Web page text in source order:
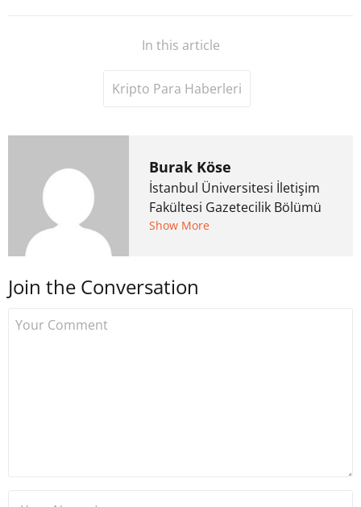
In this article
Kripto Para Haberleri
Burak Köse
İstanbul Üniversitesi İletişim
Fakültesi Gazetecilik Bölümü
mezunu. 6 yıl ana akım
kurdu. 2017'nin Mayıs ayından
Show More
Join the Conversation